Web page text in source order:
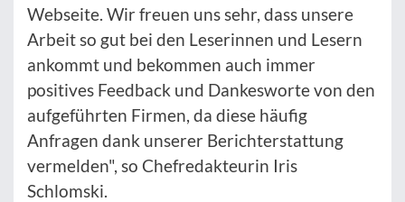
Webseite. Wir freuen uns sehr, dass unsere
Arbeit so gut bei den Leserinnen und Lesern
ankommt und bekommen auch immer
positives Feedback und Dankesworte von den
aufgeführten Firmen, da diese häufig
Anfragen dank unserer Berichterstattung
vermelden", so Chefredakteurin Iris
Schlomski.